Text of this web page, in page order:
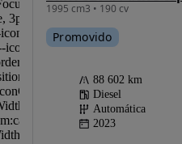
1995 cm3 • 190 cv
Promovido
88 602 km
Diesel
Automática
2023